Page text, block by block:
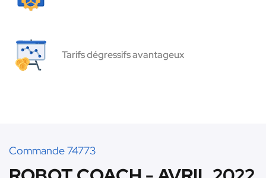
Tarifs dégressifs avantageux
Commande 74773